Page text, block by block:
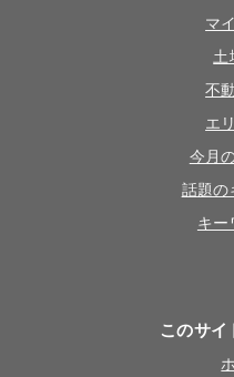
マ
土
不
エ
今月
話題の
キー
このサイ